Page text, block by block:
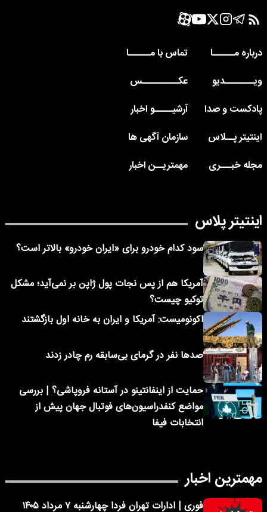
درباره مــــــا
تماس با مــــــا
ویــــــــدیو
عکــــــــــس
پادکست و صدا
آرشیـــــو اخبار
اینتیتر پــلاس
سازمان آگهی ها
مجله خبـــری
مهمتریــن اخبار
اینتیتر پلاس
سود کدام خودرو برای «ایران خودرو» بالاتر است؟
آمریکا هم از پس نجات پول ژاپن بر نمی‌آید؛ مشکل
توکیو چیست؟
اکونومیست: آمریکا و ایران به خانه اول بازگشتند
صدها نفر در گرمای بی‌سابقه رم چادر زدند
حمایت از اینفانتینو در آستانه فروپاشی؟ | بررسی
مواضع کنفدراسیون‌های فوتبال جهان پیش از
انتخابات فیفا
مهمترین اخبار
فوری | ادارات تهران فردا چهارشنبه ۷ مرداد ۱۴۰۵